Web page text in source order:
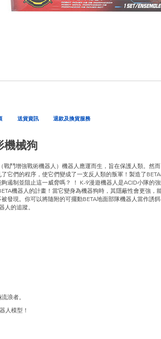
送貨資訊 退款及換貨服務
機械狗
戰鬥增強戰術機器人）機器人應運而生，旨在保護人類。然
它們的程序，使它們變成了一支反人類的叛軍！製造了
遏制並阻止這一威脅嗎？ ！ K-9漫遊機器人是ACID小隊的
機器人的計畫！當它變身為機器狗時，其隱蔽性會更強，
發現。你可以將隨附的可擺動BETA地面部隊機器人當作誘
人的追蹤。
浪者。
人模型！